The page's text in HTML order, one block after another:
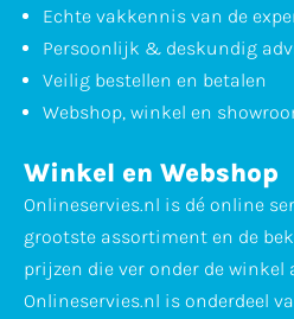
Echte vakkennis van de
Persoonlijk & deskundig
Veilig bestellen en betalen
Webshop, winkel en
Winkel en Webshop
Onlineservies.nl is dé online
grootste assortiment en de
prijzen die ver onder de winkel
Onlineservies.nl is onderdeel